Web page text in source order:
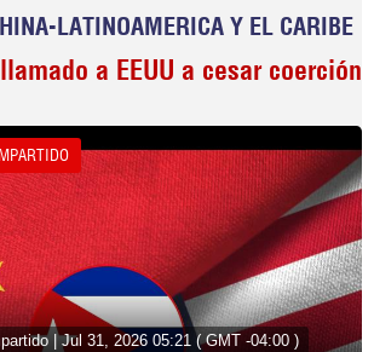
LATINOAMERICA Y EL CARIBE
a EEUU a cesar coerción
| Jul 31, 2026 05:21 ( GMT -04:00 )